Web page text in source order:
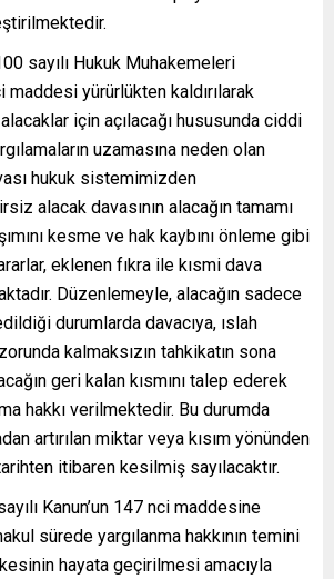
sayılı Hukuk Muhakemeleri
maddesi yürürlükten kaldırılarak
için açılacağı hususunda ciddi
uzamasına neden olan
hukuk sistemimizden
alacak davasının alacağın tamamı
kesme ve hak kaybını önleme gibi
eklenen fıkra ile kısmi dava
Düzenlemeyle, alacağın sadece
durumlarda davacıya, ıslah
kalmaksızın tahkikatın sona
geri kalan kısmını talep ederek
hakkı verilmektedir. Bu durumda
artırılan miktar veya kısım yönünden
itibaren kesilmiş sayılacaktır.
Kanun’un 147 nci maddesine
sürede yargılanma hakkının temini
hayata geçirilmesi amacıyla